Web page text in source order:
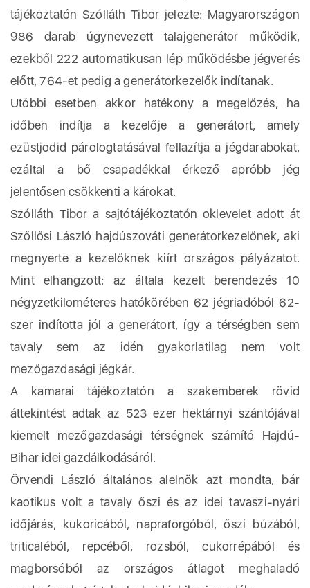
tájékoztatón Szólláth Tibor jelezte: Magyarországon
986 darab úgynevezett talajgenerátor működik,
ezekből 222 automatikusan lép működésbe jégverés
előtt, 764-et pedig a generátorkezelők indítanak.
Utóbbi esetben akkor hatékony a megelőzés, ha
időben indítja a kezelője a generátort, amely
ezüstjodid párologtatásával fellazítja a jégdarabokat,
ezáltal a bő csapadékkal érkező apróbb jég
jelentősen csökkenti a károkat.
Szólláth Tibor a sajtótájékoztatón oklevelet adott át
Szőllősi László hajdúszováti generátorkezelőnek, aki
megnyerte a kezelőknek kiírt országos pályázatot.
Mint elhangzott: az általa kezelt berendezés 10
négyzetkilométeres hatókörében 62 jégriadóból 62-
szer indította jól a generátort, így a térségben sem
tavaly sem az idén gyakorlatilag nem volt
mezőgazdasági jégkár.
A kamarai tájékoztatón a szakemberek rövid
áttekintést adtak az 523 ezer hektárnyi szántójával
kiemelt mezőgazdasági térségnek számító Hajdú-
Bihar idei gazdálkodásáról.
Örvendi László általános alelnök azt mondta, bár
kaotikus volt a tavaly őszi és az idei tavaszi-nyári
időjárás, kukoricából, napraforgóból, őszi búzából,
triticaléból, repcéből, rozsból, cukorrépából és
magborsóból az országos átlagot meghaladó